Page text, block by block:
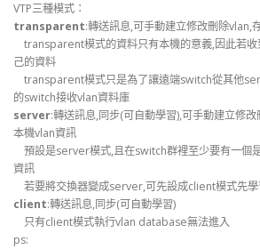
VTP三種模式：
transparent:轉送訊息,可手動建立修改刪除vlan,
transparent模式的資料只有本機的意義,因此若收
己的資料
transparent模式只是為了讓遠端switch從其他
的switch接收vlan資料庫
server:轉送訊息,同步(可自動學習),可手動建立修
本機vlan資訊
預設是server模式,且在switch群裡至少要有一個
資訊
若要將交換器變成server,可先設成client模式先
client:轉送訊息,同步(可自動學習)
只有client模式執行vlan database無法進入
ps: